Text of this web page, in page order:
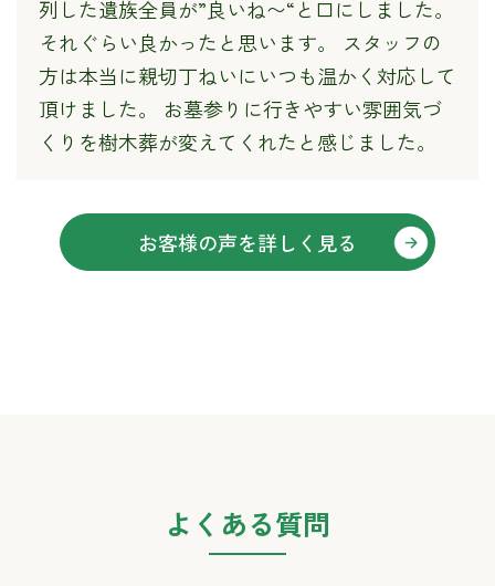
列した遺族全員が”良いね〜“と口にしました。
それぐらい良かったと思います。 スタッフの
方は本当に親切丁ねいにいつも温かく対応して
頂けました。 お墓参りに行きやすい雰囲気づ
くりを樹木葬が変えてくれたと感じました。
お客様の声を詳しく見る
よくある質問